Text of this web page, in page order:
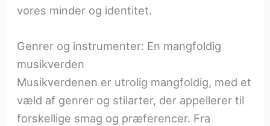
vores minder og identitet.
Genrer og instrumenter: En mangfoldig
musikverden
Musikverdenen er utrolig mangfoldig, med et
væld af genrer og stilarter, der appellerer til
forskellige smag og præferencer. Fra